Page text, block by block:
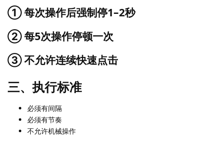
① 每次操作后强制停1–2秒
② 每5次操作停顿一次
③ 不允许连续快速点击
三、执行标准
必须有间隔
必须有节奏
不允许机械操作